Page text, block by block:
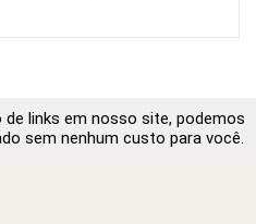
links em nosso site, podemos
sem nenhum custo para você.